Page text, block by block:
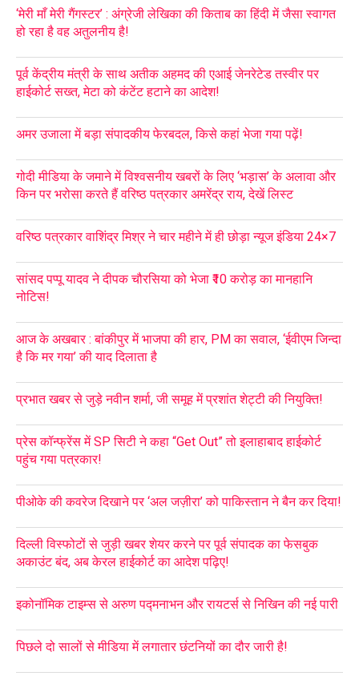
‘मेरी माँ मेरी गैंगस्टर’ : अंग्रेजी लेखिका की किताब का हिंदी में जैसा स्वागत
हो रहा है वह अतुलनीय है!
पूर्व केंद्रीय मंत्री के साथ अतीक अहमद की एआई जेनरेटेड तस्वीर पर
हाईकोर्ट सख्त, मेटा को कंटेंट हटाने का आदेश!
अमर उजाला में बड़ा संपादकीय फेरबदल, किसे कहां भेजा गया पढ़ें!
गोदी मीडिया के जमाने में विश्वसनीय खबरों के लिए ‘भड़ास’ के अलावा और
किन पर भरोसा करते हैं वरिष्ठ पत्रकार अमरेंद्र राय, देखें लिस्ट
वरिष्ठ पत्रकार वाशिंद्र मिश्र ने चार महीने में ही छोड़ा न्यूज इंडिया 24×7
सांसद पप्पू यादव ने दीपक चौरसिया को भेजा ₹10 करोड़ का मानहानि
नोटिस!
आज के अखबार : बांकीपुर में भाजपा की हार, PM का सवाल, ‘ईवीएम जिन्दा
है कि मर गया’ की याद दिलाता है
प्रभात खबर से जुड़े नवीन शर्मा, जी समूह में प्रशांत शेट्टी की नियुक्ति!
प्रेस कॉन्फ्रेंस में SP सिटी ने कहा “Get Out” तो इलाहाबाद हाईकोर्ट
पहुंच गया पत्रकार!
पीओके की कवरेज दिखाने पर ‘अल जज़ीरा’ को पाकिस्तान ने बैन कर दिया!
दिल्ली विस्फोटों से जुड़ी खबर शेयर करने पर पूर्व संपादक का फेसबुक
अकाउंट बंद, अब केरल हाईकोर्ट का आदेश पढ़िए!
इकोनॉमिक टाइम्स से अरुण पद्मनाभन और रायटर्स से निखिन की नई पारी
पिछले दो सालों से मीडिया में लगातार छंटनियों का दौर जारी है!